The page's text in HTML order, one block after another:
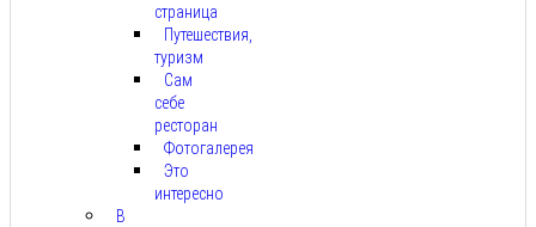
страница
Путешествия,
туризм
Сам
себе
ресторан
Фотогалерея
Это
интересно
В